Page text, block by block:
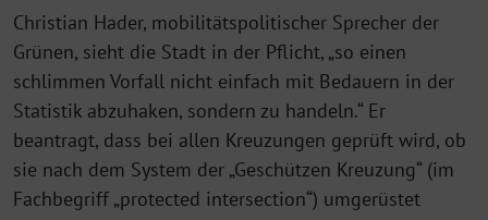
Christian Hader, mobilitätspolitischer Sprecher der
Grünen, sieht die Stadt in der Pflicht, „so einen
schlimmen Vorfall nicht einfach mit Bedauern in der
Statistik abzuhaken, sondern zu handeln.“ Er
beantragt, dass bei allen Kreuzungen geprüft wird, ob
sie nach dem System der „Geschützen Kreuzung“ (im
Fachbegriff „protected intersection“) umgerüstet